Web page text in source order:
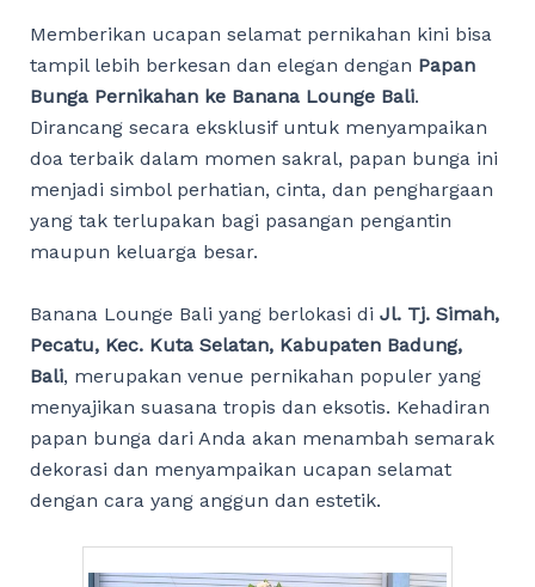
Memberikan ucapan selamat pernikahan kini bisa
tampil lebih berkesan dan elegan dengan Papan
Bunga Pernikahan ke Banana Lounge Bali.
Dirancang secara eksklusif untuk menyampaikan
doa terbaik dalam momen sakral, papan bunga ini
menjadi simbol perhatian, cinta, dan penghargaan
yang tak terlupakan bagi pasangan pengantin
maupun keluarga besar.
Banana Lounge Bali yang berlokasi di Jl. Tj. Simah,
Pecatu, Kec. Kuta Selatan, Kabupaten Badung,
Bali, merupakan venue pernikahan populer yang
menyajikan suasana tropis dan eksotis. Kehadiran
papan bunga dari Anda akan menambah semarak
dekorasi dan menyampaikan ucapan selamat
dengan cara yang anggun dan estetik.